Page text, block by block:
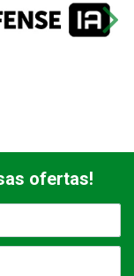
ofertas!